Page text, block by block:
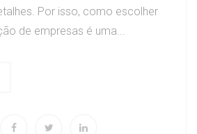
Por isso, como escolher
de empresas é uma...